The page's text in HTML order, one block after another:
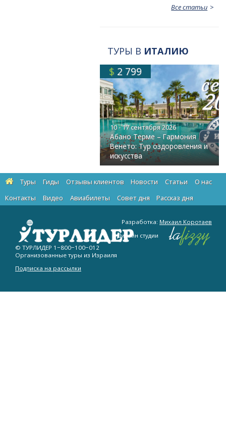
Все статьи
ТУРЫ В ИТАЛИЮ
$ 2 799
10 - 17 сентября 2026
Абано Терме – Гармония
Венето: Тур оздоровления и
искусства
Туры Гиды Отзывы клиентов Новости Статьи
О нас
Контакты
Видео Авиабилеты Cовет дня Рассказ дня
© ТУРЛИДЕР 1−800−100−012
Организованные туры из Израиля
Подписка на рассылки
Разработка: Михаил Коротаев
Дизайн студии